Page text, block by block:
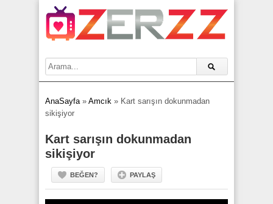
AnaSayfa» Amcık » Kart sarışın dokunmadan
sikişiyor
Kart sarışın dokunmadan
sikişiyor
BEĞEN? PAYLAŞ